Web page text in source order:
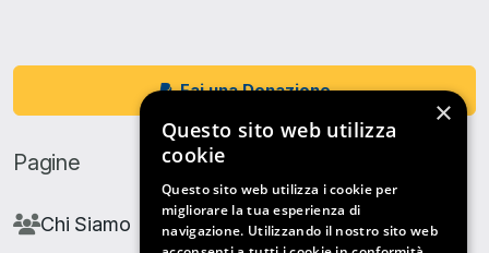
Fai una Donazione
Pagine
Chi Siamo
×
Questo sito web utilizza
cookie
Questo sito web utilizza i cookie per
migliorare la tua esperienza di
navigazione. Utilizzando il nostro sito web